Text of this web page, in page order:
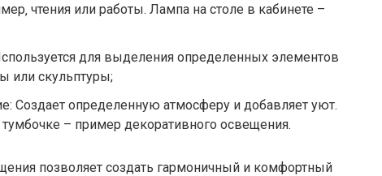
чтения или работы. Лампа на столе в кабинете –
для выделения определенных элементов
или скульптуры;
Создает определенную атмосферу и добавляет уют.
– пример декоративного освещения.
позволяет создать гармоничный и комфортный